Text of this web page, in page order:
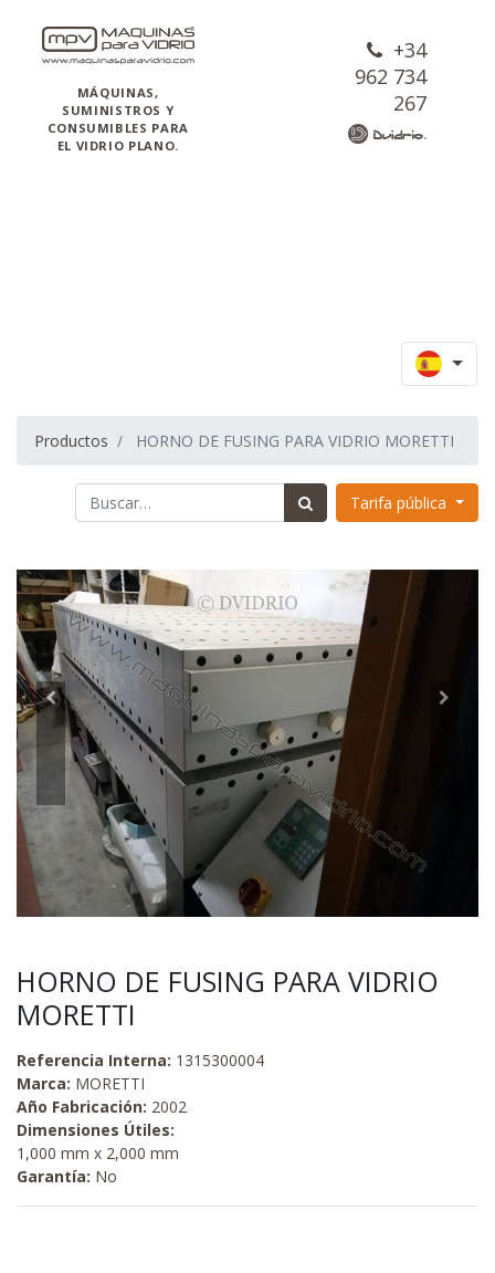
MÁQUINAS,
SUMINISTROS Y
CONSUMIBLES PARA
EL VIDRIO PLANO.
+34
962 734
267
Productos HORNO DE FUSING PARA VIDRIO MORETTI
Tarifa pública
HORNO DE FUSING PARA VIDRIO
MORETTI
Referencia Interna: 1315300004
Marca: MORETTI
Año Fabricación: 2002
Dimensiones Útiles:
1,000 mm x 2,000 mm
Garantía: No